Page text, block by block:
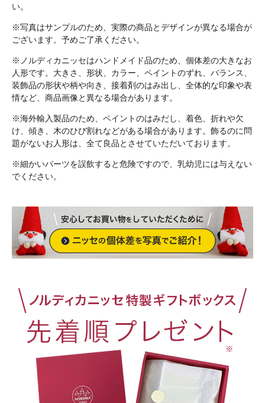
い。
※写真はサンプルのため、実際の商品とデザインが異なる場合が
ございます。予めご了承ください。
※ノルディカニッセはハンドメイド品のため、個体差の大きなお
人形です。大きさ、形状、カラー、ペイントのずれ、バランス、
装飾品の形状や柄や向き、接着剤のはみ出し、全体的な印象や表
情など、商品画像と異なる場合があります。
※海外輸入製品のため、ペイントのはみだし、着色、折れや欠
け、傾き、木のひび割れなどがある場合があります。飾るのに問
題がないお人形は、全て良品とさせていただいております。
※細かいパーツを誤飲すると危険ですので、乳幼児には与えない
でください。